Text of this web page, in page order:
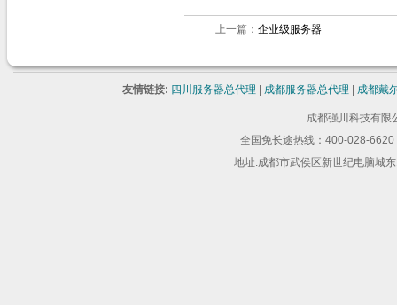
上一篇： 企业级服务器
友情链接: 四川服务器总代理 成都服务器总代理 成都戴
成都强川科技有限
全国免长途热线：400-028-
地址:成都市武侯区新世纪电脑